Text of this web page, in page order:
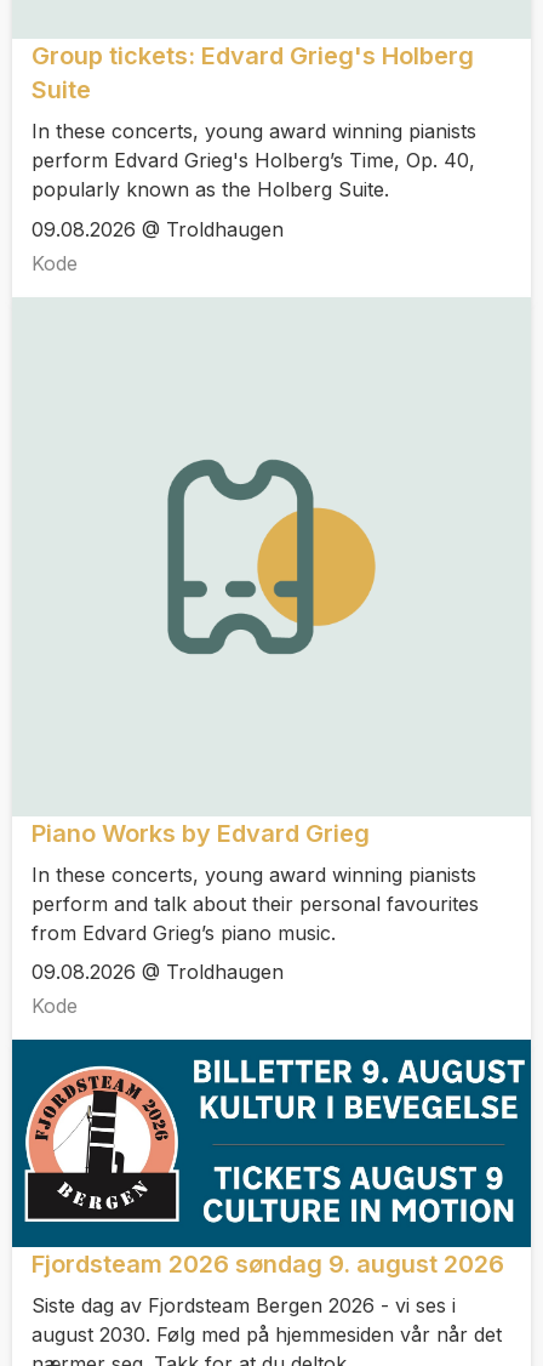
Group tickets: Edvard Grieg's Holberg
Suite
In these concerts, young award winning pianists
perform Edvard Grieg's Holberg’s Time, Op. 40,
popularly known as the Holberg Suite.
09.08.2026 @ Troldhaugen
Kode
Piano Works by Edvard Grieg
In these concerts, young award winning pianists
perform and talk about their personal favourites
from Edvard Grieg’s piano music.
09.08.2026 @ Troldhaugen
Kode
Fjordsteam 2026 søndag 9. august 2026
Siste dag av Fjordsteam Bergen 2026 - vi ses i
august 2030. Følg med på hjemmesiden vår når det